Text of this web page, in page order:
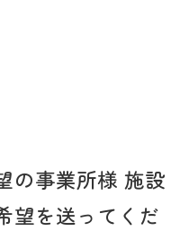
の事業所様 施設
望を送ってくだ